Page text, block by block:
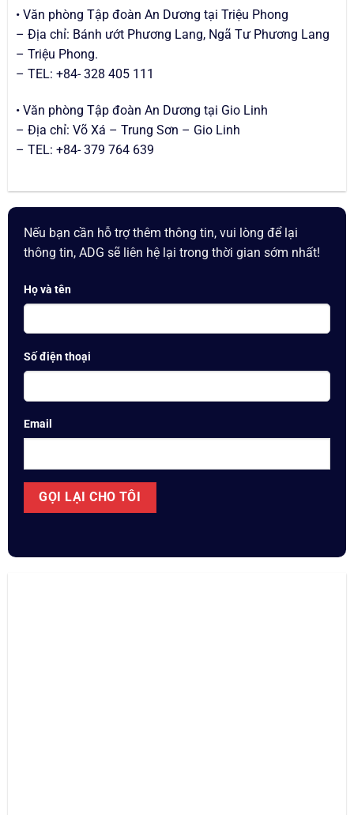
• Văn phòng Tập đoàn An Dương tại Triệu Phong
– Địa chỉ: Bánh ướt Phương Lang, Ngã Tư Phương Lang
– Triệu Phong.
– TEL: +84- 328 405 111
• Văn phòng Tập đoàn An Dương tại Gio Linh
– Địa chỉ: Võ Xá – Trung Sơn – Gio Linh
– TEL: +84- 379 764 639
Nếu bạn cần hỗ trợ thêm thông tin, vui lòng để lại
thông tin, ADG sẽ liên hệ lại trong thời gian sớm nhất!
Họ và tên
Số điện thoại
Email